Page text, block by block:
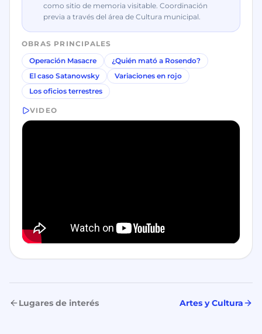
como sitio de memoria visitable. Coordinación
previa a través del área de Cultura municipal.
OBRAS PRINCIPALES
Operación Masacre
¿Quién mató a Rosendo?
El caso Satanowsky
Variaciones en rojo
Los oficios terrestres
VIDEO
Lugares de interés Artes y Cultura